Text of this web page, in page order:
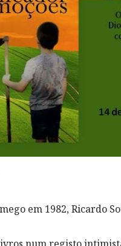
em 1982, Ricardo